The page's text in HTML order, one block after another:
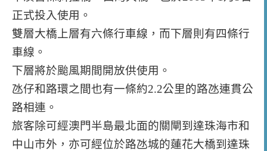
正式投入使用。
雙層大橋上層有六條行車線，而下層則有四條行
車線。
下層將於颱風期間開放供使用。
氹仔和路環之間也有一條約2.2公里的路氹連貫公
路相連。
旅客除可經澳門半島最北面的關閘到達珠海市和
中山市外，亦可經位於路氹城的蓮花大橋到達珠